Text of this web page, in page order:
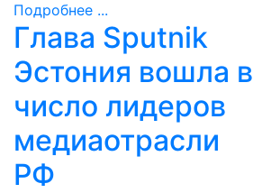
Подробнее ...
Глава Sputnik
Эстония вошла в
число лидеров
медиаотрасли
РФ